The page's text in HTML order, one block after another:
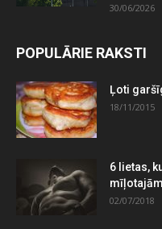
30/06/2026
POPULĀRIE RAKSTI
Ļoti
18/11/2015
6 lietas,
02/07/2018